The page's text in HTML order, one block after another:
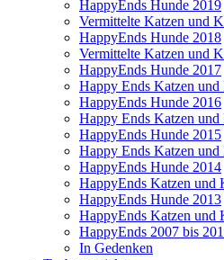
HappyEnds Hunde 2019
Vermittelte Katzen und
HappyEnds Hunde 2018
Vermittelte Katzen und
HappyEnds Hunde 2017
Happy Ends Katzen
HappyEnds Hunde 2016
Happy Ends Katzen
HappyEnds Hunde 2015
Happy Ends Katzen
HappyEnds Hunde 2014
HappyEnds Katzen und
HappyEnds Hunde 2013
HappyEnds Katzen und
HappyEnds 2007 bis
In Gedenken